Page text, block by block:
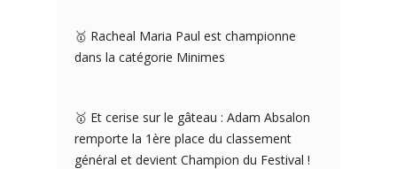
🥇 Racheal Maria Paul est championne
dans la catégorie Minimes
🥇 Et cerise sur le gâteau : Adam Absalon
remporte la 1ère place du classement
général et devient Champion du Festival !